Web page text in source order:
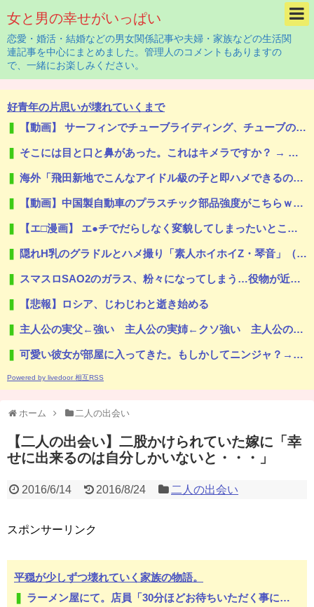
女と男の幸せがいっぱい
恋愛・婚活・結婚などの男女関係記事や夫婦・家族などの生活関
連記事を中心にまとめました。管理人のコメントもありますの
で、一緒にお楽しみください。
好青年の片思いが壊れていくまで
【動画】 サーフィンでチューブライディング、チューブの中からの映像が凄い
そこには目と口と鼻があった。これはキメラですか？ → 謎の生物はこちらです…
海外「飛田新地でこんなアイドル級の子と即ハメできるのかよ」⇒ 晒された無修正動画がコチラ
【動画】中国製自動車のプラスチック部品強度がこちらｗｗｗｗｗｗｗｗｗ
【エ□漫画】 エ●チでだらしなく変貌してしまったいとこのお姉ちゃんにチン●ン搾り取られちゃうショタ君…！
隠れH乳のグラドルとハメ撮り「素人ホイホイZ・琴音」（綾瀬ことね）
スマスロSAO2のガラス、粉々になってしまう…役物が近いのが原因！？
【悲報】ロシア、じわじわと逝き始める
主人公の実父←強い 主人公の実姉←クソ強い 主人公の実兄←こいつ
可愛い彼女が部屋に入ってきた。もしかしてニンジャ？→スタイリッシュな動きはこちらです…
Powered by livedoor 相互RSS
ホーム 二人の出会い
【二人の出会い】二股かけられていた嫁に「幸
せに出来るのは自分しかいないと・・・」
2016/6/14 2016/8/24 二人の出会い
スポンサーリンク
平穏が少しずつ壊れていく家族の物語。
ラーメン屋にて。店員「30分ほどお待ちいただく事になります」友人「あ、じゃあいいです」→店を出た友人「ラーメン店Aに行こう」俺「え？」→その店までの距離は…